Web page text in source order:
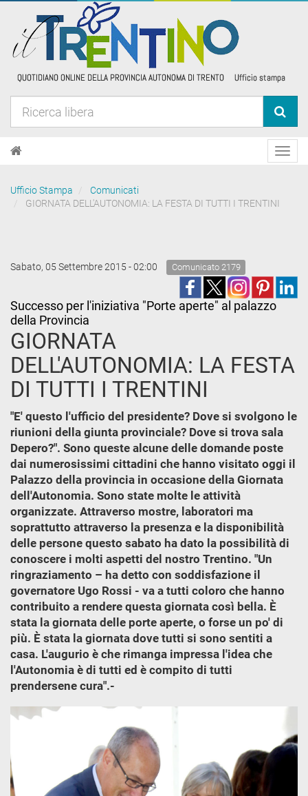
Ufficio Stampa
Comunicati
GIORNATA DELL'AUTONOMIA: LA FESTA DI TUTTI I TRENTINI
Sabato, 05 Settembre 2015 - 02:00 Comunicato 2179
Successo per l'iniziativa "Porte aperte" al palazzo
della Provincia
GIORNATA
DELL'AUTONOMIA: LA FESTA
DI TUTTI I TRENTINI
"E' questo l'ufficio del presidente? Dove si svolgono le
riunioni della giunta provinciale? Dove si trova sala
Depero?". Sono queste alcune delle domande poste
dai numerosissimi cittadini che hanno visitato oggi il
Palazzo della provincia in occasione della Giornata
dell'Autonomia. Sono state molte le attività
organizzate. Attraverso mostre, laboratori ma
soprattutto attraverso la presenza e la disponibilità
delle persone questo sabato ha dato la possibilità di
conoscere i molti aspetti del nostro Trentino. "Un
ringraziamento – ha detto con soddisfazione il
governatore Ugo Rossi - va a tutti coloro che hanno
contribuito a rendere questa giornata così bella. È
stata la giornata delle porte aperte, o forse un po' di
più. È stata la giornata dove tutti si sono sentiti a
casa. L'augurio è che rimanga impressa l'idea che
l'Autonomia è di tutti ed è compito di tutti
prendersene cura".-